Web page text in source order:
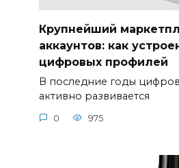
Крупнейший
аккаунтов: как
цифровых профилей
В последние годы
активно развивается
0 975